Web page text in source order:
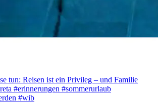
tun: Reisen ist ein Privileg – und Familie
#erinnerungen #sommerurlaub
#wib